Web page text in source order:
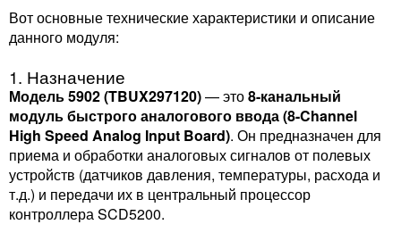
Вот основные технические характеристики и описание
данного модуля:
1. Назначение
Модель 5902 (TBUX297120)— это8-канальный
модуль быстрого аналогового ввода (8-Channel
High Speed Analog Input Board). Он предназначен для
приема и обработки аналоговых сигналов от полевых
устройств (датчиков давления, температуры, расхода и
т.д.) и передачи их в центральный процессор
контроллера SCD5200.